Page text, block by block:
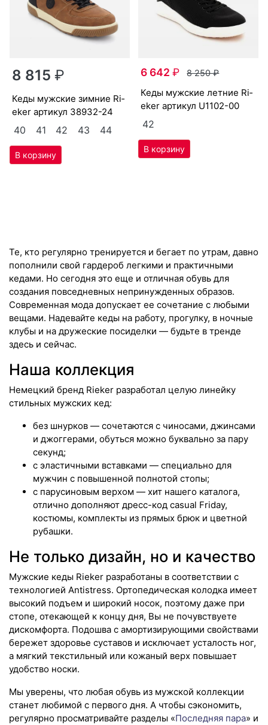
8 815₽
ке­ды мужс­кие зим­ние Ri­
eker артикул 38932-24
40 41 42 43 44
6 642₽ 8 250₽
ке­ды мужс­кие лет­ние Ri­
eker артикул U1102-00
42
Те, кто регулярно тренируется и бегает по утрам, давно
пополнили свой гардероб легкими и практичными
кедами. Но сегодня это еще и отличная обувь для
создания повседневных непринужденных образов.
Современная мода допускает ее сочетание с любыми
вещами. Надевайте кеды на работу, прогулку, в ночные
клубы и на дружеские посиделки — будьте в тренде
здесь и сейчас.
Наша коллекция
Немецкий бренд Rieker разработал целую линейку
стильных мужских кед:
без шнурков — сочетаются с чиносами, джинсами
и джоггерами, обуться можно буквально за пару
секунд;
с эластичными вставками — специально для
мужчин с повышенной полнотой стопы;
с парусиновым верхом — хит нашего каталога,
отлично дополняют дресс-код casual Friday,
костюмы, комплекты из прямых брюк и цветной
рубашки.
Не только дизайн, но и качество
Мужские кеды Rieker разработаны в соответствии с
технологией Antistress. Ортопедическая колодка имеет
высокий подъем и широкий носок, поэтому даже при
стопе, отекающей к концу дня, Вы не почувствуете
дискомфорта. Подошва с амортизирующими свойствами
бережет здоровье суставов и исключает усталость ног,
а мягкий текстильный или кожаный верх повышает
удобство носки.
Мы уверены, что любая обувь из мужской коллекции
станет любимой с первого дня. А чтобы сэкономить,
регулярно просматривайте разделы «Последняя пара» и